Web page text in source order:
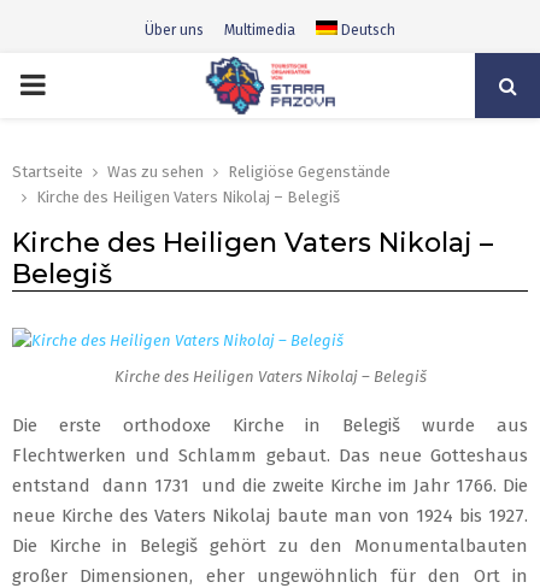
Über uns Multimedia Deutsch
PRIMARY
Startseite Was zu sehen
Religiöse Gegenstände
Kirche des Heiligen Vaters Nikolaj – Belegiš
Kirche des Heiligen Vaters Nikolaj –
Belegiš
Kirche des Heiligen Vaters Nikolaj – Belegiš
Die erste orthodoxe Kirche in Belegiš wurde aus
Flechtwerken und Schlamm gebaut. Das neue Gotteshaus
entstand dann 1731 und die zweite Kirche im Jahr 1766. Die
neue Kirche des Vaters Nikolaj baute man von 1924 bis 1927.
Die Kirche in Belegiš gehört zu den Monumentalbauten
großer Dimensionen, eher ungewöhnlich für den Ort in